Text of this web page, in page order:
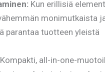
Kun erillisiä
monimutkaista
parantaa tuotteen yleistä
Kompakti, all-in-one-